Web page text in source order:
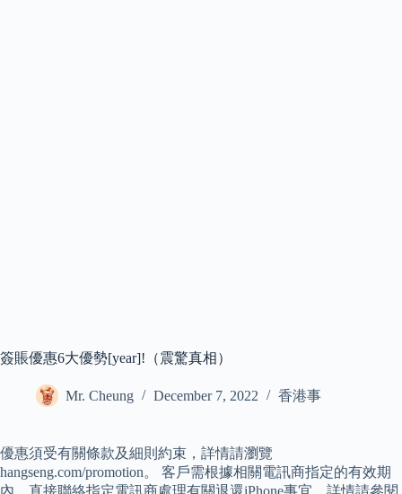
簽賬優惠6大優勢[year]!（震驚真相）
Mr. Cheung December 7, 2022 香港事
優惠須受有關條款及細則約束，詳情請瀏覽
hangseng.com/promotion。 客戶需根據相關電訊商指定的有效期
內，直接聯絡指定電訊商處理有關退還iPhone事宜，詳情請參閱